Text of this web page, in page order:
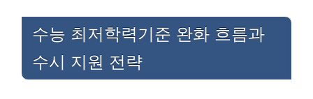
수능 최저학력기준 완화 흐름과
수시 지원 전략